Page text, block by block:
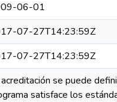
06-01
07-27T14:23:59Z
07-27T14:23:59Z
se puede
satisface los